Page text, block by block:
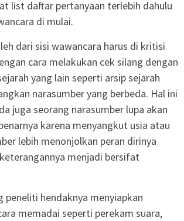
list daftar pertanyaan terlebih dahulu
di mulai.
dari sisi wawancara harus di kritisi
cara melakukan cek silang dengan
yang lain seperti arsip sejarah
narasumber yang berbeda. Hal ini
juga seorang narasumber lupa akan
karena menyangkut usia atau
lebih menonjolkan peran dirinya
menjadi bersifat
peneliti hendaknya menyiapkan
memadai seperti perekam suara,